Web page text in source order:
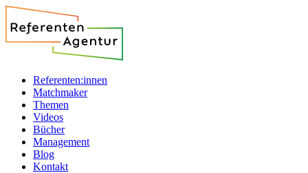
Referenten:innen
Matchmaker
Themen
Videos
Bücher
Management
Blog
Kontakt